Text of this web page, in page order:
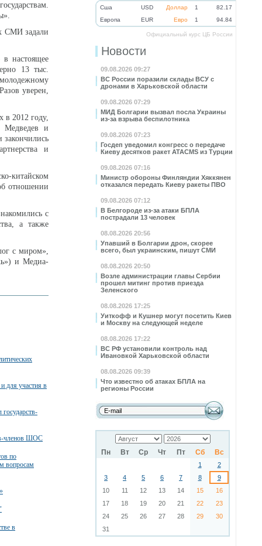
Cша USD Доллар 1
82.17
Eвропа
EUR Евро 1 94.84
Официальный курс ЦБ России
Новости
09.08.2026 09:27
ВС России поразили склады ВСУ с
дронами в Харьковской области
09.08.2026 07:29
МИД Болгарии вызвал посла Украины
из-за взрыва беспилотника
09.08.2026 07:23
Госдеп уведомил конгресс о передаче
Киеву десятков ракет ATACMS из Турции
09.08.2026 07:16
Министр обороны Финляндии Хяккянен
отказался передать Киеву ракеты ПВО
09.08.2026 07:12
В Белгороде из-за атаки БПЛА
пострадали 13 человек
08.08.2026 20:56
Упавший в Болгарии дрон, скорее
всего, был украинским, пишут СМИ
08.08.2026 20:50
Возле администрации главы Сербии
прошел митинг против приезда
Зеленского
08.08.2026 17:25
Уиткофф и Кушнер могут посетить Киев
и Москву на следующей неделе
08.08.2026 17:22
ВС РФ установили контроль над
Ивановкой Харьковской области
08.08.2026 09:39
Что известно об атаках БПЛА на
регионы России
Пн Вт Ср Чт Пт Сб Вс
1
2
3
4 5 6 7 8
9
10
11 12 13 14 15
16
17
18 19 20 21 22
23
24
25 26 27 28 29
30
31
СМИ задали
настоящее
13 тыс.
уверен,
в 2012 году,
Медведев и
и
китайском
отношении
с
а также
с миром»,
и Медиа-
для участия в
членов ШОС
по
вопросам
в